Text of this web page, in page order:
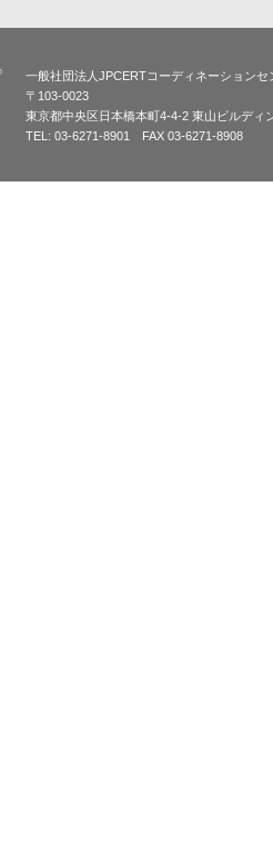
一般社団法人JPCERTコーディネーションセ
〒103-0023
東京都中央区日本橋本町4-4-2 東山ビルディ
TEL: 03-6271-8901 FAX 03-6271-8908